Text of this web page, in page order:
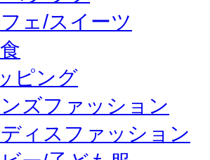
ェ/スイーツ
ピング
ズファッション
ィスファッション